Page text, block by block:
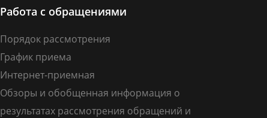
Работа с обращениями
Порядок рассмотрения
График приема
Интернет-приемная
Обзоры и обобщенная информация о
результатах рассмотрения обращений и